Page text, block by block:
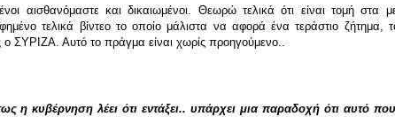
αισθανόμαστε και δικαιωμένοι. Θεωρώ τελικά ότι είναι τομή
τελικά βίντεο το οποίο μάλιστα να αφορά ένα τεράστιο ζήτημα,
ο ΣΥΡΙΖΑ. Αυτό το πράγμα είναι χωρίς προηγούμενο..
η κυβέρνηση λέει ότι εντάξει.. υπάρχει μια παραδοχή ότι αυτό